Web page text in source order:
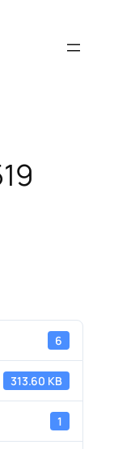
6
313.60 KB
1